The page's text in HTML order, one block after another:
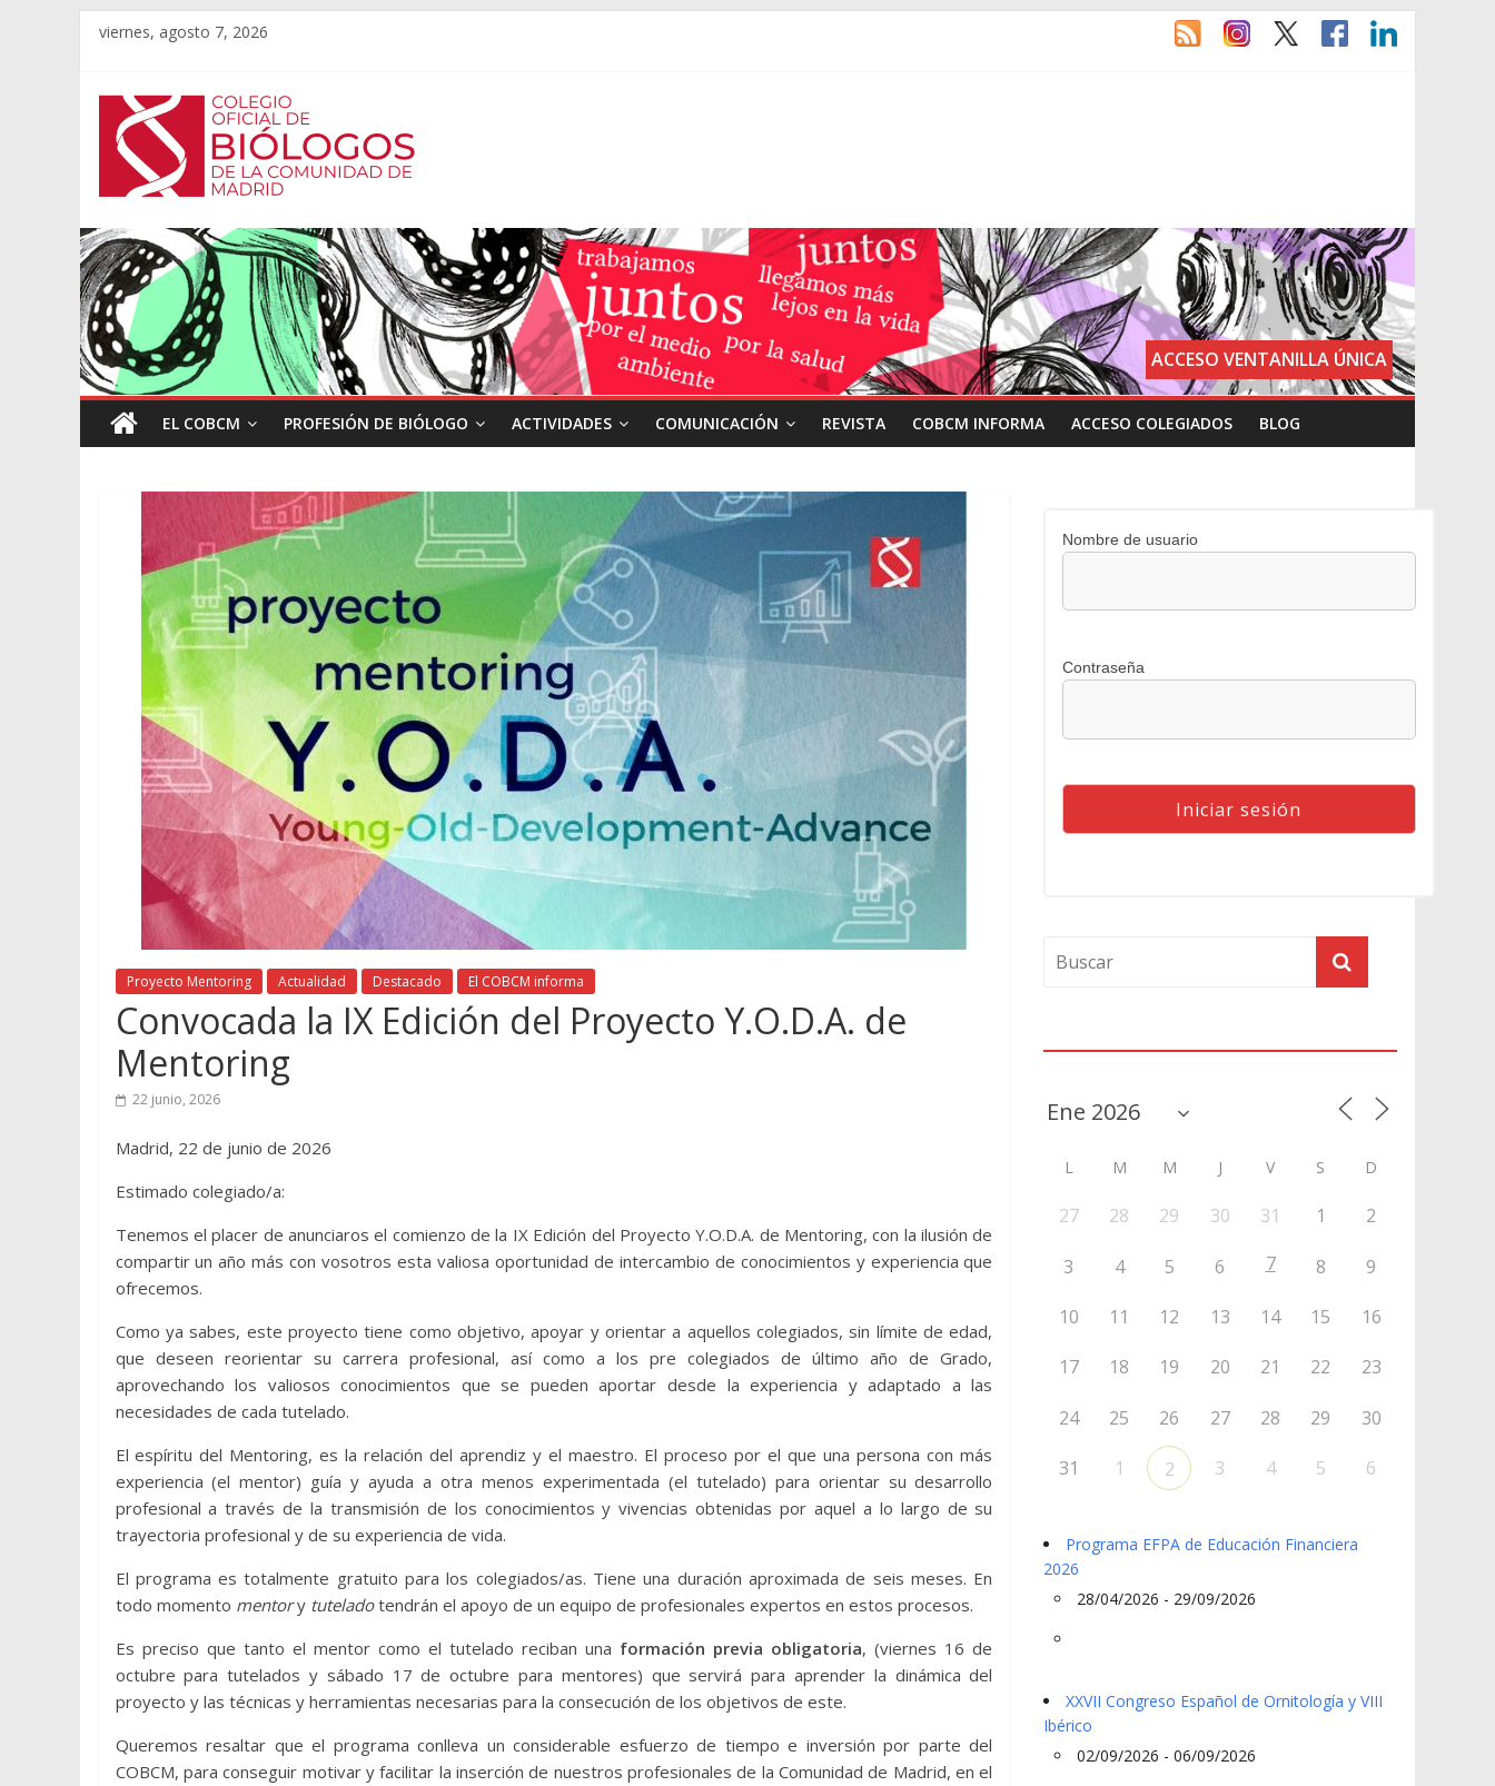
viernes, agosto 7, 2026
ACCESO VENTANILLA ÚNICA
EL COBCM PROFESIÓN DE BIÓLOGO ACTIVIDADES COMUNICACIÓN REVISTA COBCM INFORMA ACCESO COLEGIADOS BLOG
Proyecto Mentoring Actualidad Destacado El COBCM informa
Convocada la IX Edición del Proyecto Y.O.D.A. de
Mentoring
22 junio, 2026
Madrid, 22 de junio de 2026
Estimado colegiado/a:
Tenemos el placer de anunciaros el comienzo de la IX Edición del Proyecto Y.O.D.A. de Mentoring, con la ilusión de
compartir un año más con vosotros esta valiosa oportunidad de intercambio de conocimientos y experiencia que
ofrecemos.
Como ya sabes, este proyecto tiene como objetivo, apoyar y orientar a aquellos colegiados, sin límite de edad,
que deseen reorientar su carrera profesional, así como a los pre colegiados de último año de Grado,
aprovechando los valiosos conocimientos que se pueden aportar desde la experiencia y adaptado a las
necesidades de cada tutelado.
El espíritu del Mentoring, es la relación del aprendiz y el maestro. El proceso por el que una persona con más
experiencia (el mentor) guía y ayuda a otra menos experimentada (el tutelado) para orientar su desarrollo
profesional a través de la transmisión de los conocimientos y vivencias obtenidas por aquel a lo largo de su
trayectoria profesional y de su experiencia de vida.
El programa es totalmente gratuito para los colegiados/as. Tiene una duración aproximada de seis meses. En
todo momento mentory tuteladotendrán el apoyo de un equipo de profesionales expertos en estos procesos.
Es preciso que tanto el mentor como el tutelado reciban una formación previa obligatoria, (viernes 16 de
octubre para tutelados y sábado 17 de octubre para mentores) que servirá para aprender la dinámica del
proyecto y las técnicas y herramientas necesarias para la consecución de los objetivos de este.
Queremos resaltar que el programa conlleva un considerable esfuerzo de tiempo e inversión por parte del
COBCM, para conseguir motivar y facilitar la inserción de nuestros profesionales de la Comunidad de Madrid, en el
Nombre de usuario
Contraseña
L M M J V S D
27 28 29 30 31 1 2
3 4 5 6 7 8 9
10 11 12 13 14 15 16
17 18 19 20 21 22 23
24 25 26 27 28 29 30
31 1 2 3 4 5 6
Programa EFPA de Educación Financiera
2026
28/04/2026 - 29/09/2026
XXVII Congreso Español de Ornitología y VIII
Ibérico
02/09/2026 - 06/09/2026